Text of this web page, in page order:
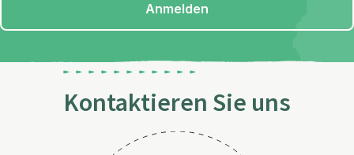
Anmelden
Kontaktieren Sie uns